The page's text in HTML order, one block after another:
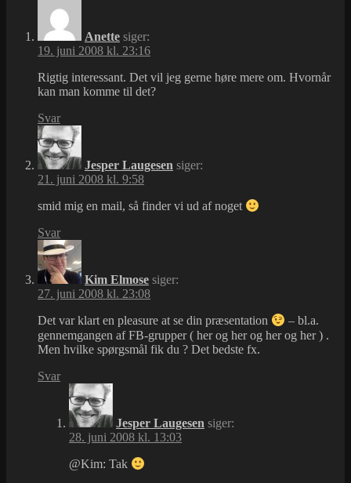
Anette siger:
19. juni 2008 kl. 23:16
Rigtig interessant. Det vil jeg gerne høre mere om. Hvornår
kan man komme til det?
Svar
Jesper Laugesen siger:
21. juni 2008 kl. 9:58
smid mig en mail, så finder vi ud af noget
Svar
Kim Elmose siger:
27. juni 2008 kl. 23:08
Det var klart en pleasure at se din præsentation
– bl.a.
gennemgangen af FB-grupper ( her og her og her og her ) .
Men hvilke spørgsmål fik du ? Det bedste fx.
Svar
Jesper Laugesen siger:
28. juni 2008 kl. 13:03
@Kim: Tak